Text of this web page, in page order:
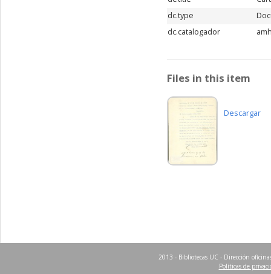
dc.type
dc.catalogador
Files in this item
Descargar
2013 - Bibliotecas UC - Dirección
Políticas de